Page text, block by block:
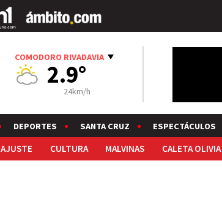
COMODORO RIVADAVIA
2.9°
24km/h
DEPORTES SANTA CRUZ ESPECTÁCULOS
AJUSTE CULTURA MALVINAS CALETA OLIVIA